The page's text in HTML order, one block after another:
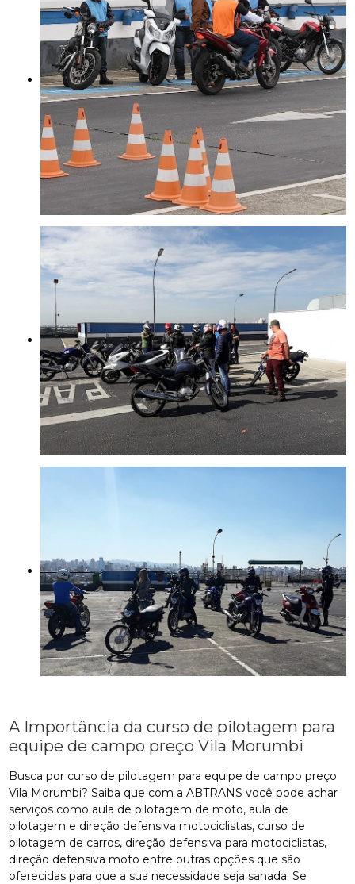
A Importância da curso de pilotagem para
equipe de campo preço Vila Morumbi
Busca por curso de pilotagem para equipe de campo preço
Vila Morumbi? Saiba que com a ABTRANS você pode achar
serviços como aula de pilotagem de moto, aula de
pilotagem e direção defensiva motociclistas, curso de
pilotagem de carros, direção defensiva para motociclistas,
direção defensiva moto entre outras opções que são
oferecidas para que a sua necessidade seja sanada. Se